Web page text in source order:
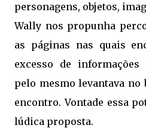
personagens, objetos,
Wally nos propunha
as páginas nas quais
excesso de
pelo mesmo levantava no
encontro. Vontade essa
lúdica proposta.